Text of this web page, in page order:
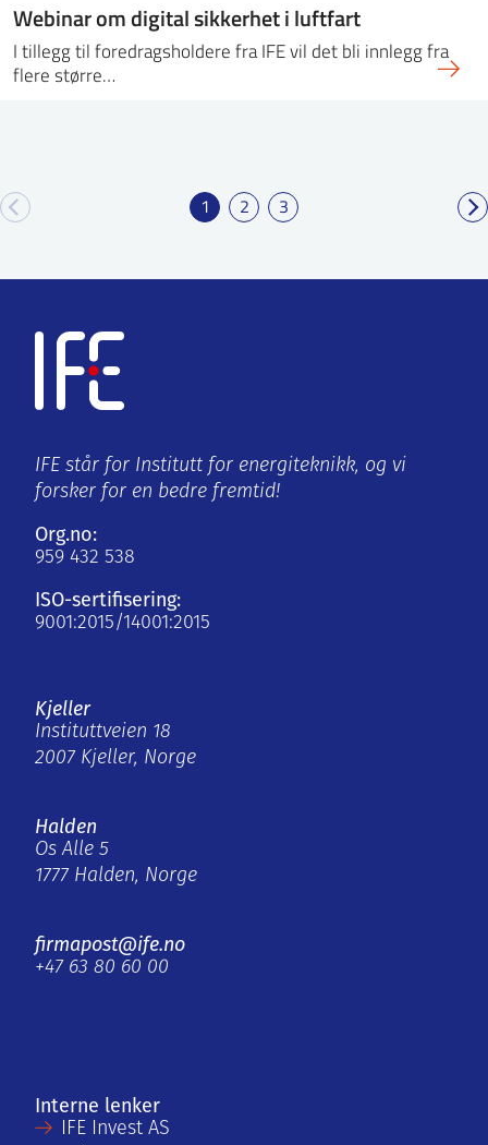
Webinar om digital sikkerhet i luftfart
I tillegg til foredragsholdere fra IFE vil det bli innlegg fra
flere større…
1 2 3
IFE står for Institutt for energiteknikk, og vi
forsker for en bedre fremtid!
Org.no:
959 432 538
ISO-sertifisering:
9001:2015/14001:2015
Kjeller
Instituttveien 18
2007 Kjeller, Norge
Halden
Os Alle 5
1777 Halden, Norge
firmapost@ife.no
+47 63 80 60 00
Interne lenker
IFE Invest AS